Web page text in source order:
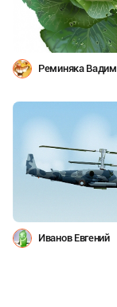
Реминяка Вадим
Иванов Евгений